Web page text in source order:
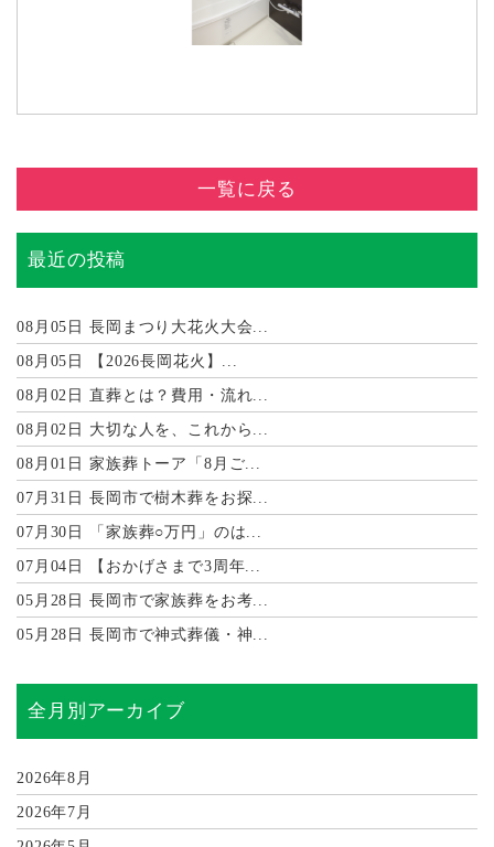
一覧に戻る
最近の投稿
08月05日 長岡まつり大花火大会...
08月05日 【2026長岡花火】...
08月02日 直葬とは？費用・流れ...
08月02日 大切な人を、これから...
08月01日 家族葬トーア「8月ご...
07月31日 長岡市で樹木葬をお探...
07月30日 「家族葬○万円」のは...
07月04日 【おかげさまで3周年...
05月28日 長岡市で家族葬をお考...
05月28日 長岡市で神式葬儀・神...
全月別アーカイブ
2026年8月
2026年7月